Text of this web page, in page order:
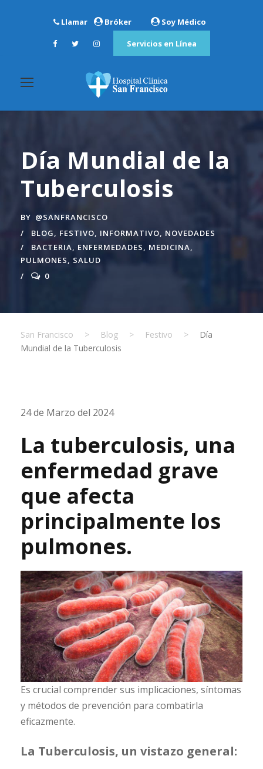
Llamar Bróker Soy Médico
Servicios en Línea
Día Mundial de la
Tuberculosis
BY @SANFRANCISCO
BLOG, FESTIVO, INFORMATIVO, NOVEDADES
BACTERIA, ENFERMEDADES, MEDICINA,
PULMONES, SALUD
0
San Francisco > Blog > Festivo >
Día
Mundial de la Tuberculosis
24 de Marzo del 2024
La tuberculosis, una
enfermedad grave
que afecta
principalmente los
pulmones.
Es crucial comprender sus implicaciones, síntomas
y métodos de prevención para combatirla
eficazmente.
La Tuberculosis, un vistazo general: